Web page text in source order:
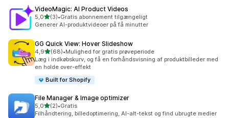
VideoMagic: AI Product Videos
5,0ud af 5 stjerner
(3)
3 anmeldelser i alt
•Gratis abonnement tilgængeligt
Generer AI-produktvideoer på få minutter
GG Quick View: Hover Slideshow
4,9ud af 5 stjerner
(68)
68 anmeldelser i alt
•Mulighed for gratis prøveperiode
Læg i indkøbskurv, og få en forhåndsvisning af produktbilleder med
en holde over-effekt
Built for Shopify
File Manager & Image optimizer
5,0ud af 5 stjerner
(2)
2 anmeldelser i alt
•Gratis
Filhåndtering, billedoptimering, AI-alt-tekst og find ubrugte medier